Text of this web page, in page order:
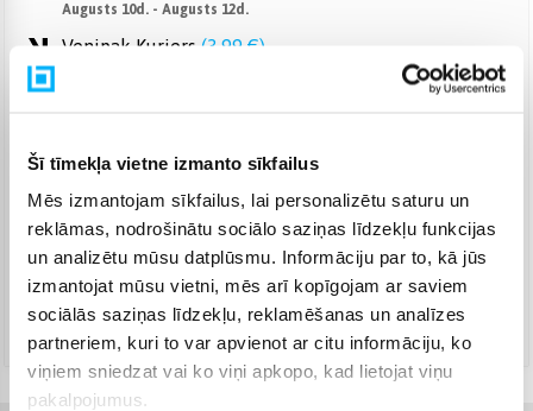
Šī tīmekļa vietne izmanto sīkfailus
Mēs izmantojam sīkfailus, lai personalizētu saturu un
reklāmas, nodrošinātu sociālo saziņas līdzekļu funkcijas
un analizētu mūsu datplūsmu. Informāciju par to, kā jūs
izmantojat mūsu vietni, mēs arī kopīgojam ar saviem
sociālās saziņas līdzekļu, reklamēšanas un analīzes
partneriem, kuri to var apvienot ar citu informāciju, ko
viņiem sniedzat vai ko viņi apkopo, kad lietojat viņu
pakalpojumus.
Augusts 10d. - Augusts 12d.
Venipak Kurjers (3,99 €)
Smartposti pakomāts (2,99 €
Augusts 10d. - Augusts 12d.
DPD pakomāts (4,99 €)
DPD kurjers (4,99 €)
Augusts 10d. - Augusts 12d.